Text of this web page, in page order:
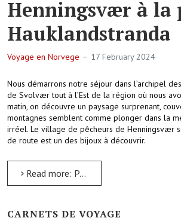
Henningsvær à la
Hauklandstranda
Voyage en Norvege 17 February 2024
Nous démarrons notre séjour dans l’archipel
de Svolvær tout à l’Est de la région où nous
matin, on découvre un paysage surprenant,
montagnes semblent comme plonger dans la
irréel. Le village de pêcheurs de Henningsvær
de route est un des bijoux à découvrir.
Read more: Première exploration des îles Lofoten, du village de Henningsvær à la plage de Hauklandstranda
CARNETS DE VOYAGE